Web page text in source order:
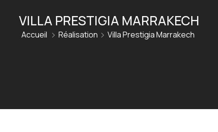
VILLA PRESTIGIA MARRAKECH
Accueil Réalisation Villa Prestigia Marrakech